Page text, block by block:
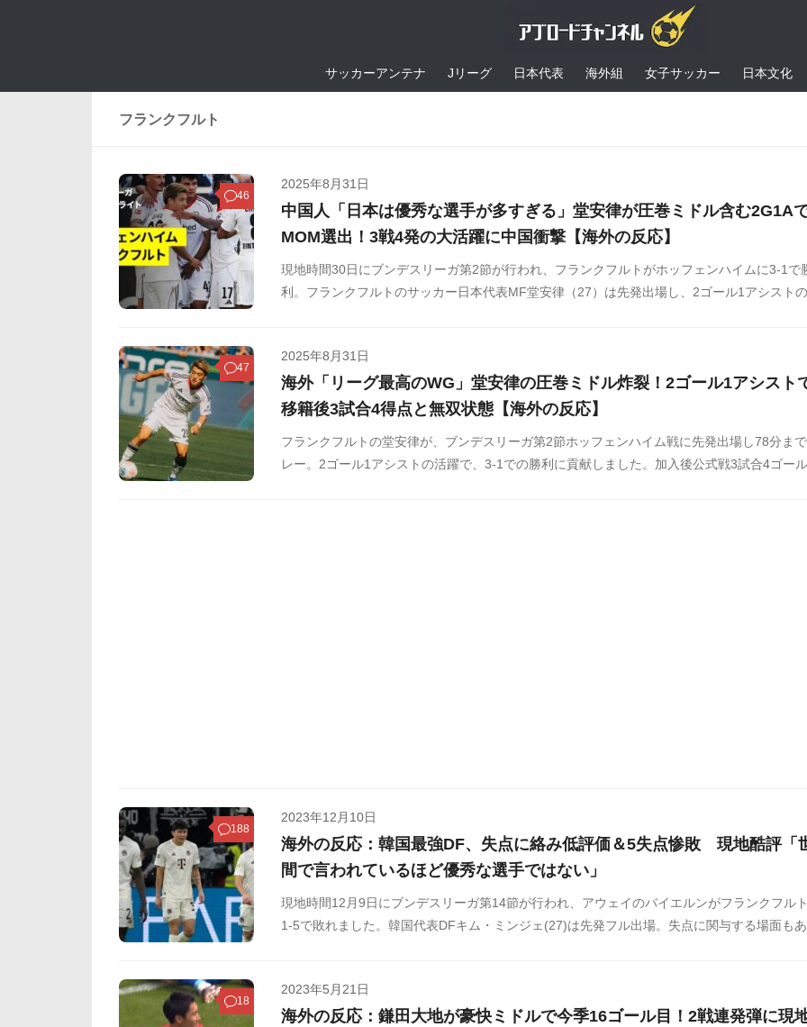
サッカーアンテナ Jリーグ 日本代表 海外組 女子サッカー 日本文化
フランクフルト
46
2025年8月31日
中国人「日本は優秀な選手が多すぎる」堂安律が圧巻ミドル含む2G1A
MOM選出！3戦4発の大活躍に中国衝撃【海外の反応】
現地時間30日にブンデスリーガ第2節が行われ、フランクフルトがホッフェンハイムに3-1で
利。フランクフルトのサッカー日本代表MF堂安律（27）は先発出場し、2ゴール1アシストの
47
2025年8月31日
海外「リーグ最高のWG」堂安律の圧巻ミドル炸裂！2ゴール1アシスト
移籍後3試合4得点と無双状態【海外の反応】
フランクフルトの堂安律が、ブンデスリーガ第2節ホッフェンハイム戦に先発出場し78分ま
レー。2ゴール1アシストの活躍で、3-1での勝利に貢献しました。加入後公式戦3試合4ゴール
188
2023年12月10日
海外の反応：韓国最強DF、失点に絡み低評価＆5失点惨敗 現地酷評「
間で言われているほど優秀な選手ではない」
現地時間12月9日にブンデスリーガ第14節が行われ、アウェイのバイエルンがフランクフル
1-5で敗れました。韓国代表DFキム・ミンジェ(27)は先発フル出場。失点に関与する場面もあ
18
2023年5月21日
海外の反応：鎌田大地が豪快ミドルで今季16ゴール目！2戦連発弾に現